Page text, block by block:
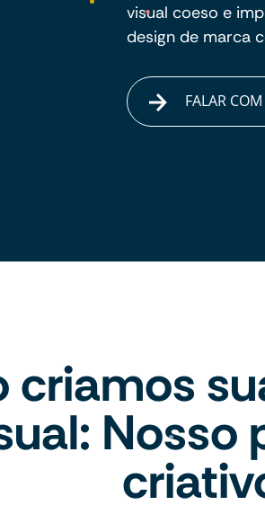
visual coeso e
design de marca
FALAR
criamos
Nosso